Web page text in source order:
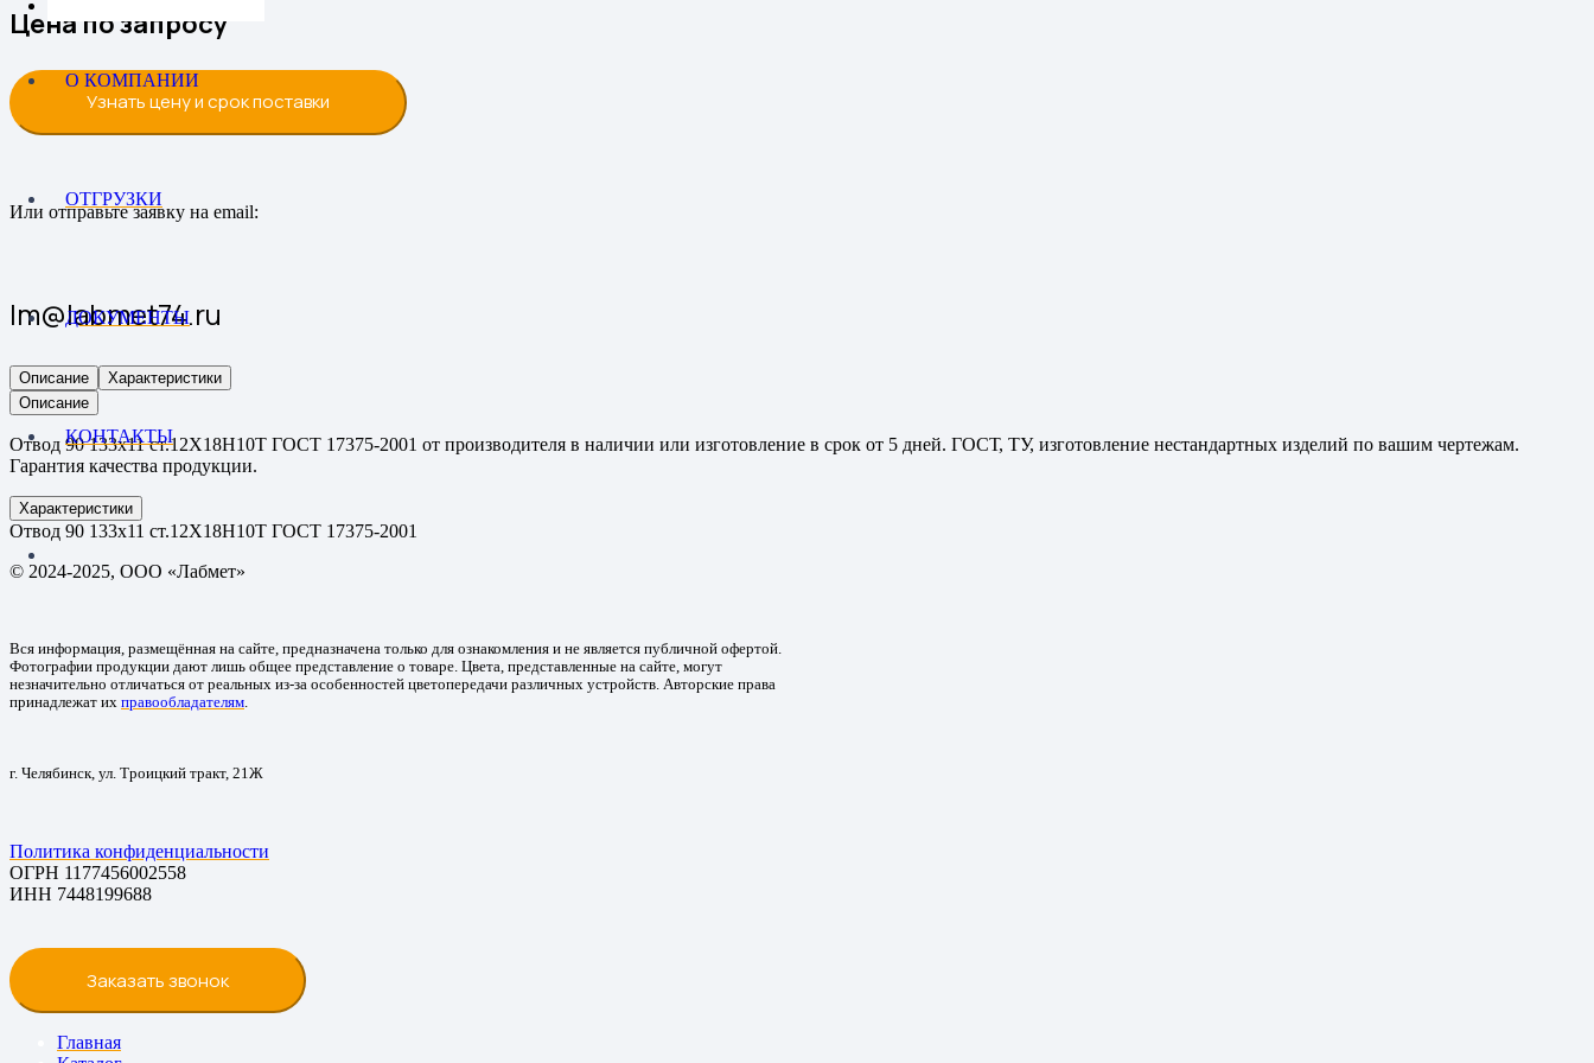
О КОМПАНИИ
ОТГРУЗКИ
ДОКУМЕНТЫ
КОНТАКТЫ
Цена по запросу
Узнать цену и срок поставки
Или отправьте заявку на email:
lm@labmet74.ru
Описание
Характеристики
Описание
Отвод 90 133х11 ст.12Х18Н10Т ГОСТ 17375-2001 от производителя в наличии или изготовление в срок от 5 дней. ГОСТ, ТУ, изготовление нестандартных изделий по вашим чертежам.
Гарантия качества продукции.
Характеристики
Отвод 90 133х11 ст.12Х18Н10Т ГОСТ 17375-2001
© 2024-2025, ООО «Лабмет»
Вся информация, размещённая на сайте, предназначена только для ознакомления и не является публичной офертой.
Фотографии продукции дают лишь общее представление о товаре. Цвета, представленные на сайте, могут
незначительно отличаться от реальных из-за особенностей цветопередачи различных устройств. Авторские права
принадлежат их правообладателям
г. Челябинск, ул. Троицкий тракт, 21Ж
Политика конфиденциальности
ОГРН 1177456002558
ИНН 7448199688
Заказать звонок
Главная